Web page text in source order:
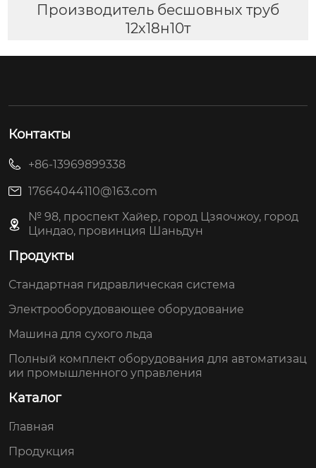
Производитель бесшовных труб
12х18н10т
Контакты
+86-13969899338
17664044110@163.com
№ 98, проспект Хайер, город Цзяочжоу, город
Циндао, провинция Шаньдун
Продукты
Стандартная гидравлическая система
Электрооборудовающее оборудование
Машина для сухого льда
Полный комплект оборудования для автоматизац
ии промышленного управления
Каталог
Главная
Продукция